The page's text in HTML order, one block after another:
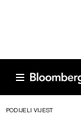
PODIJELI VIJEST